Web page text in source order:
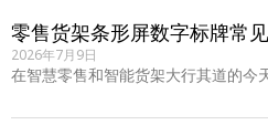
零售货架条形屏数字标牌常
2026年7月9日
在智慧零售和智能货架大行其道的今